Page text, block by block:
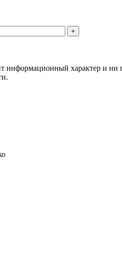
информационный характер и ни